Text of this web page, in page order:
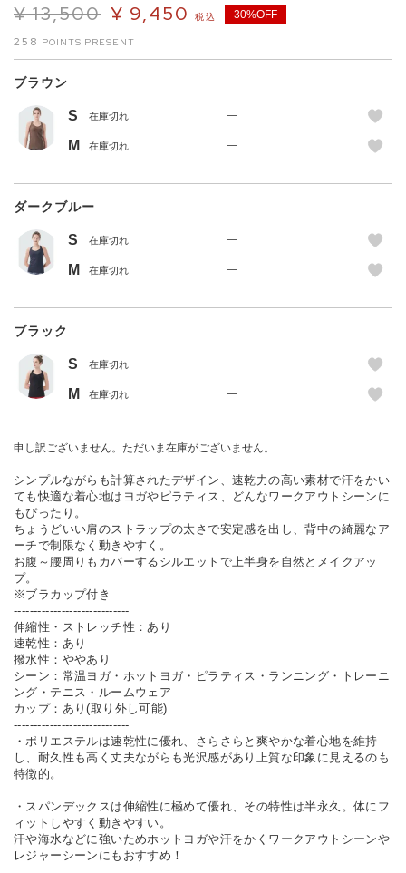
¥ 13,500 ¥ 9,450 税込 30%OFF
258
ブラウン
S 在庫切れ —
M 在庫切れ —
ダークブルー
S 在庫切れ —
M 在庫切れ —
ブラック
S 在庫切れ —
M 在庫切れ —
申し訳ございません。ただいま在庫がございません。
シンプルながらも計算されたデザイン、速乾力の高い素材で汗をかい
ても快適な着心地はヨガやピラティス、どんなワークアウトシーンに
もぴったり。
ちょうどいい肩のストラップの太さで安定感を出し、背中の綺麗なア
ーチで制限なく動きやすく。
お腹～腰周りもカバーするシルエットで上半身を自然とメイクアッ
プ。
※ブラカップ付き
-----------------------------
伸縮性・ストレッチ性：あり
速乾性：あり
撥水性：ややあり
シーン：常温ヨガ・ホットヨガ・ピラティス・ランニング・トレーニ
ング・テニス・ルームウェア
カップ：あり(取り外し可能)
-----------------------------
・ポリエステルは速乾性に優れ、さらさらと爽やかな着心地を維持
し、耐久性も高く丈夫ながらも光沢感があり上質な印象に見えるのも
特徴的。
・スパンデックスは伸縮性に極めて優れ、その特性は半永久。体にフ
ィットしやすく動きやすい。
汗や海水などに強いためホットヨガや汗をかくワークアウトシーンや
レジャーシーンにもおすすめ！